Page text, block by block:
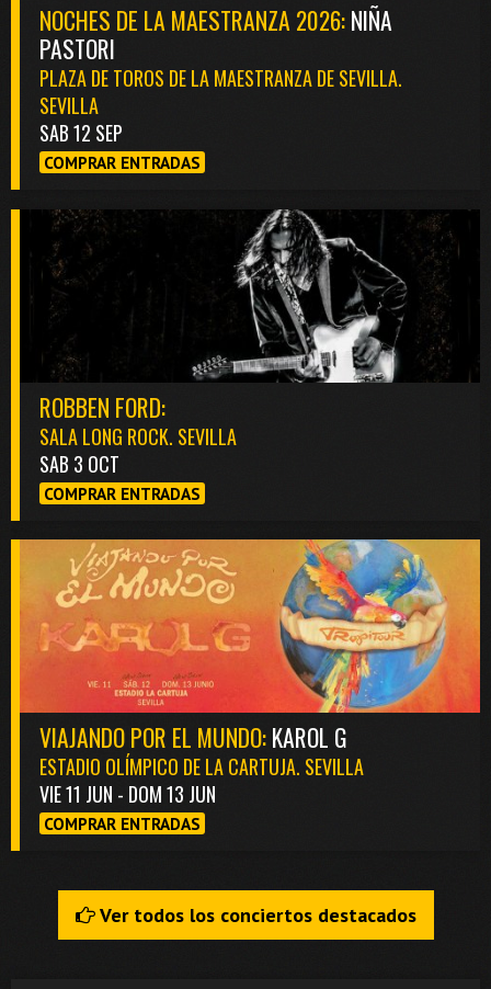
NOCHES DE LA MAESTRANZA 2026:NIÑA
PASTORI
PLAZA DE TOROS DE LA MAESTRANZA DE SEVILLA.
SEVILLA
SAB 12 SEP
COMPRAR ENTRADAS
ROBBEN FORD:
SALA LONG ROCK. SEVILLA
SAB 3 OCT
COMPRAR ENTRADAS
VIAJANDO POR EL MUNDO:KAROL G
ESTADIO OLÍMPICO DE LA CARTUJA. SEVILLA
VIE 11 JUN - DOM 13 JUN
COMPRAR ENTRADAS
Ver todos los conciertos destacados